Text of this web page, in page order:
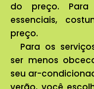
do preço.
essenciais,
preço.
Para os
ser menos
seu ar-